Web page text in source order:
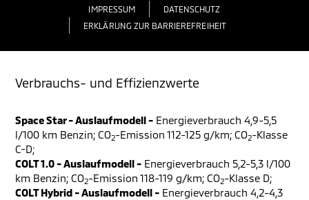
IMPRESSUM
DATENSCHUTZ
ERKLÄRUNG ZUR BARRIEREFREIHEIT
Verbrauchs- und Effizienzwerte
Space Star - Auslaufmodell - Energieverbrauch 4,9-5,5
l/100 km Benzin; CO2-Emission 112-125 g/km; CO2-Klasse
C-D;
COLT 1.0 - Auslaufmodell - Energieverbrauch 5,2-5,3 l/100
km Benzin; CO2-Emission 118-119 g/km; CO2-Klasse D;
COLT Hybrid - Auslaufmodell - Energieverbrauch 4,2-4,3